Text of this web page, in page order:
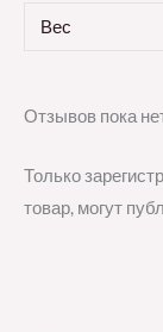
Вес
Отзывов пока
Только
товар, могут